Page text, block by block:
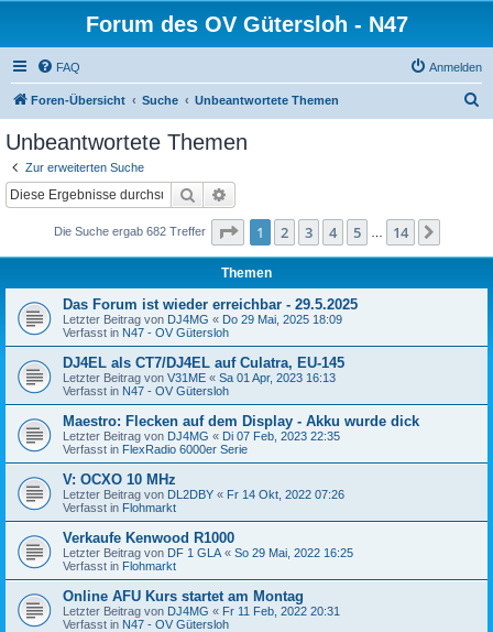
Forum des OV Gütersloh - N47
FAQ Anmelden
Foren-Übersicht Suche Unbeantwortete Themen
Unbeantwortete Themen
Zur erweiterten Suche
Suche
Die Suche ergab 682 Treffer Seite 1von 14
1 2 3 4 5 14
Themen
Das Forum ist wieder erreichbar - 29.5.2025
Letzter Beitrag von DJ4MG « Do 29 Mai, 2025 18:09
Verfasst in N47 - OV Gütersloh
DJ4EL als CT7/DJ4EL auf Culatra, EU-145
Letzter Beitrag von V31ME « Sa 01 Apr, 2023 16:13
Verfasst in N47 - OV Gütersloh
Maestro: Flecken auf dem Display - Akku wurde dick
Letzter Beitrag von DJ4MG « Di 07 Feb, 2023 22:35
Verfasst in FlexRadio 6000er Serie
V: OCXO 10 MHz
Letzter Beitrag von DL2DBY « Fr 14 Okt, 2022 07:26
Verfasst in Flohmarkt
Verkaufe Kenwood R1000
Letzter Beitrag von DF 1 GLA « So 29 Mai, 2022 16:25
Verfasst in Flohmarkt
Online AFU Kurs startet am Montag
Letzter Beitrag von DJ4MG « Fr 11 Feb, 2022 20:31
Verfasst in N47 - OV Gütersloh